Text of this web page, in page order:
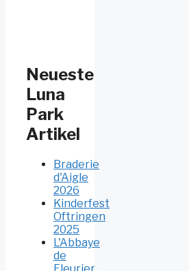
Neueste
Luna
Park
Artikel
Braderie
d'Aigle
2026
Kinderfest
Oftringen
2025
L'Abbaye
de